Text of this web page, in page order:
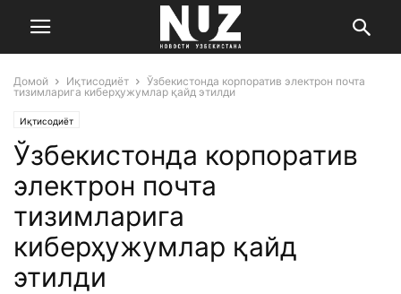
Домой Иқтисодиёт
Ўзбекистонда корпоратив электрон почта
тизимларига киберҳужумлар қайд этилди
Иқтисодиёт
Ўзбекистонда корпоратив
электрон почта
тизимларига
киберҳужумлар қайд
этилди